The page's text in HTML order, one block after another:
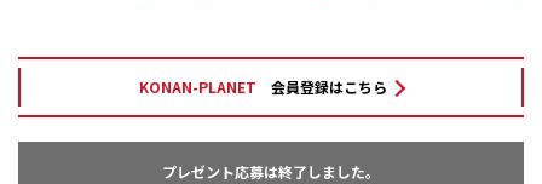
KONAN-PLANET 会員登録はこちら
プレゼント応募は終了しました。